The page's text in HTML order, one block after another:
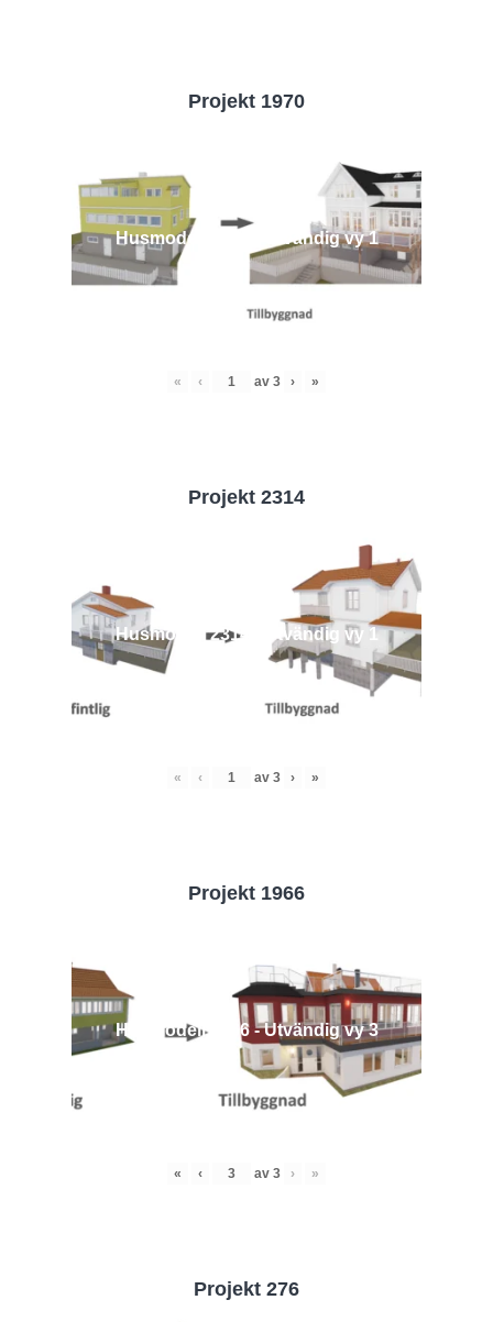
Projekt 1970
Husmodell 1970 - Utvändig vy 1
« ‹ av 3 › »
Projekt 2314
Husmodell 2314 - Utvändig vy 1
« ‹ av 3 › »
Projekt 1966
Husmodell 1966 - Utvändig vy 3
« ‹ av 3 › »
Projekt 276